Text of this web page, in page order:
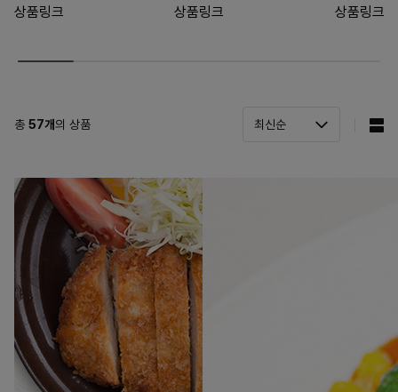
상품링크
상품링크
상품링크
총 57개의 상품